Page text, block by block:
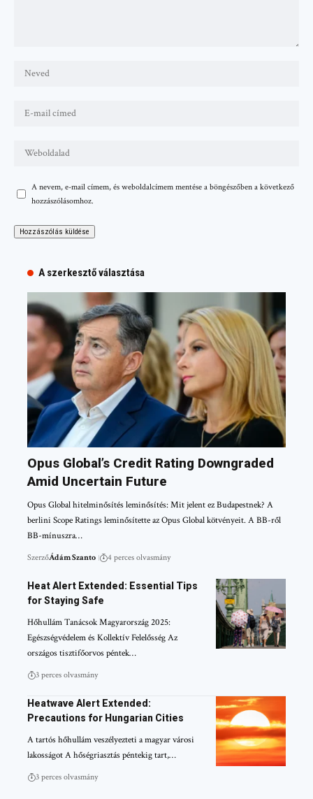
A nevem, e-mail címem, és weboldalcímem mentése a böngészőben a következő
hozzászólásomhoz.
A szerkesztő választása
Opus Global’s Credit Rating Downgraded
Amid Uncertain Future
Opus Global hitelminősítés leminősítés: Mit jelent ez Budapestnek? A
berlini Scope Ratings leminősítette az Opus Global kötvényeit. A BB-ről
BB-mínuszra…
SzerzőÁdám Szanto 4 perces olvasmány
Heat Alert Extended: Essential Tips
for Staying Safe
Hőhullám Tanácsok Magyarország 2025:
Egészségvédelem és Kollektív Felelősség Az
országos tisztifőorvos péntek…
3 perces olvasmány
Heatwave Alert Extended:
Precautions for Hungarian Cities
A tartós hőhullám veszélyezteti a magyar városi
lakosságot A hőségriasztás péntekig tart,…
3 perces olvasmány